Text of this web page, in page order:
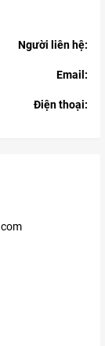
Người liên hệ:
Email:
Điện thoại: